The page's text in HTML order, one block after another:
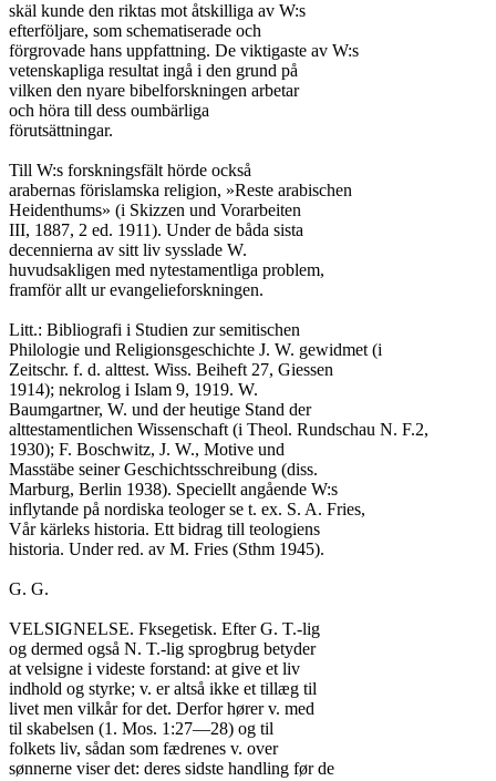
skäl kunde den riktas mot åtskilliga av W:s
efterföljare, som schematiserade och
förgrovade hans uppfattning. De viktigaste av W:s
vetenskapliga resultat ingå i den grund på
vilken den nyare bibelforskningen arbetar
och höra till dess oumbärliga
förutsättningar.
Till W:s forskningsfält hörde också
arabernas förislamska religion, »Reste arabischen
Heidenthums» (i Skizzen und Vorarbeiten
III, 1887, 2 ed. 1911). Under de båda sista
decennierna av sitt liv sysslade W.
huvudsakligen med nytestamentliga problem,
framför allt ur evangelieforskningen.
Litt.: Bibliografi i Studien zur semitischen
Philologie und Religionsgeschichte J. W. gewidmet (i
Zeitschr. f. d. alttest. Wiss. Beiheft 27, Giessen
1914); nekrolog i Islam 9, 1919. W.
Baumgartner, W. und der heutige Stand der
alttestamentlichen Wissenschaft (i Theol. Rundschau N. F.2,
1930); F. Boschwitz, J. W., Motive und
Masstäbe seiner Geschichtsschreibung (diss.
Marburg, Berlin 1938). Speciellt angående W:s
inflytande på nordiska teologer se t. ex. S. A. Fries,
Vår kärleks historia. Ett bidrag till teologiens
historia. Under red. av M. Fries (Sthm 1945).
G. G.
VELSIGNELSE. Fksegetisk. Efter G. T.-lig
og dermed også N. T.-lig sprogbrug betyder
at velsigne i videste forstand: at give et liv
indhold og styrke; v. er altså ikke et tillæg til
livet men vilkår for det. Derfor hører v. med
til skabelsen (1. Mos. 1:27—28) og til
folkets liv, sådan som fædrenes v. over
sønnerne viser det: deres sidste handling før de